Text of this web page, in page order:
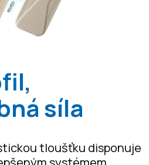
síla
tloušťku disponuje